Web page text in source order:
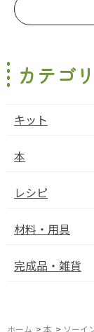
カテゴ
キット
本
レシピ
材料・用具
完成品・雑貨
ホーム > 本 > ソーイ